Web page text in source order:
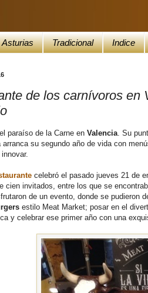
Asturias Tradicional Indice
de los carnívoros en
paraíso de la Carne en Valencia . Su
arranca su segundo año de vida con
celebró el pasado jueves 21 de
cien invitados, entre los que se
de un evento, donde se pudieron
estilo Meat Market; posar en el
y celebrar ese primer año con una